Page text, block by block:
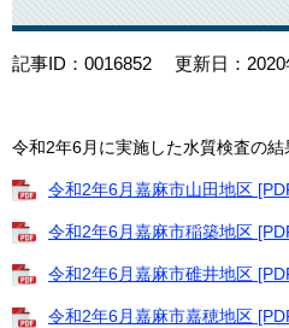
記事ID：0016852 更新日：
令和2年6月に実施した水質検査の結
令和2年6月嘉麻市山田地区
令和2年6月嘉麻市稲築地区
令和2年6月嘉麻市碓井地区
令和2年6月嘉麻市嘉穂地区